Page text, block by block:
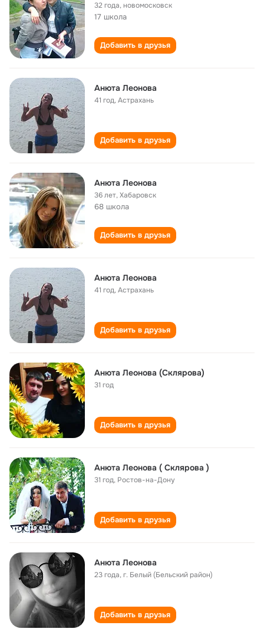
32 года,новомосковск
17 школа
Добавить в друзья
Анюта Леонова
41 год,Астрахань
Добавить в друзья
Анюта Леонова
36 лет,Хабаровск
68 школа
Добавить в друзья
Анюта Леонова
41 год,Астрахань
Добавить в друзья
Анюта Леонова (Склярова)
31 год
Добавить в друзья
Анюта Леонова ( Склярова )
31 год, Ростов-на-Дону
Добавить в друзья
Анюта Леонова
23 года,г. Белый (Бельский район)
Добавить в друзья